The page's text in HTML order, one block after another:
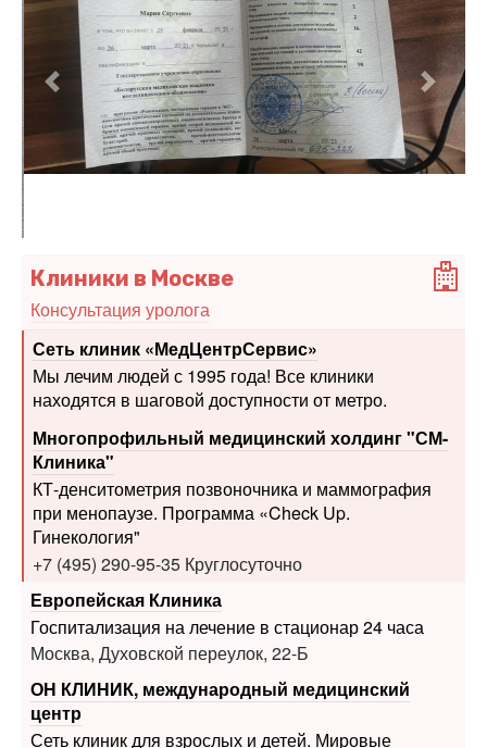
Предыдущий
Сеть клиник «МедЦентрСервис»
Мы лечим людей с 1995 года! Все клиники
Многопрофильный медицинский холдинг "СМ-
Клиника"
КТ-денситометрия позвоночника и маммография
при менопаузе. Программа «Check Up.
Гинекология"
+7 (495) 290-95-35 Круглосуточно
Европейская Клиника
Госпитализация на лечение в стационар 24 часа
Москва, Духовской переулок, 22-Б
ОН КЛИНИК, международный медицинский
центр
Сеть клиник для взрослых и детей. Мировые
стандарты диагностики и лечения
8 филиалов